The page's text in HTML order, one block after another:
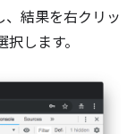
、結果を右クリッ
択します。